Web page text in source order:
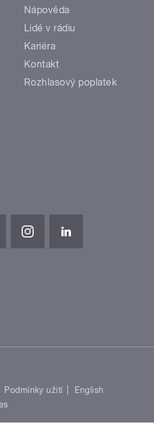
Nápověda
Lidé v rádiu
Kariéra
Kontakt
Rozhlasový poplatek
Podmínky užití
English